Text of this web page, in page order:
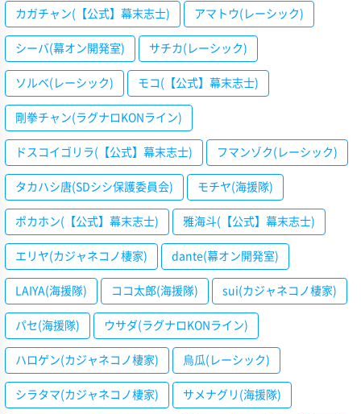
カガチャン(【公式】幕末志士) アマトウ(レーシック)
シーバ(幕オン開発室) サチカ(レーシック)
ソルベ(レーシック) モコ(【公式】幕末志士)
剛拳チャン(ラグナロKONライン)
ドスコイゴリラ(【公式】幕末志士) フマンゾク(レーシック)
タカハシ唐(SDシシ保護委員会) モチヤ(海援隊)
ポカホン(【公式】幕末志士) 雅海斗(【公式】幕末志士)
エリヤ(カジャネコノ棲家) dante(幕オン開発室)
LAIYA(海援隊) ココ太郎(海援隊) sui(カジャネコノ棲家)
パセ(海援隊) ウサダ(ラグナロKONライン)
ハロゲン(カジャネコノ棲家) 烏瓜(レーシック)
シラタマ(カジャネコノ棲家) サメナグリ(海援隊)